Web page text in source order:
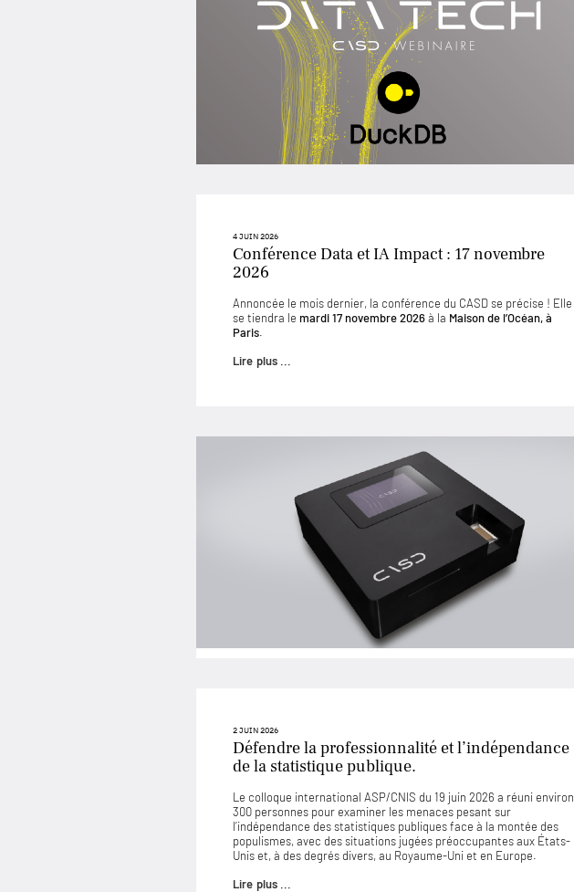
4 JUIN 2026
Conférence Data et IA Impact : 17 novembre
2026
Annoncée le mois dernier, la conférence du CASD se précise ! Elle
se tiendra le mardi 17 novembre 2026à la Maison de l’Océan, à
Paris.
Lire plus ...
2 JUIN 2026
Défendre la professionnalité et l’indépendance
de la statistique publique.
Le colloque international ASP/CNIS du 19 juin 2026 a réuni environ
300 personnes pour examiner les menaces pesant sur
l’indépendance des statistiques publiques face à la montée des
populismes, avec des situations jugées préoccupantes aux États-
Unis et, à des degrés divers, au Royaume-Uni et en Europe.
Lire plus ...